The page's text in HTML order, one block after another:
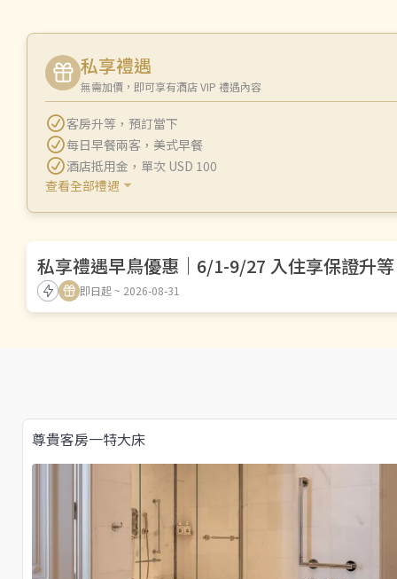
私享禮遇
無需加價，即可享有酒店 VIP 禮遇內容
客房升等 ， 預訂當下
每日早餐兩客 ， 美式早餐
酒店抵用金 ， 單次 USD 100
查看全部禮遇
私享禮遇早鳥優惠｜6/1-9/27 入住享保證升等
即日起 ~ 2026-08-31
尊貴客房一特大床